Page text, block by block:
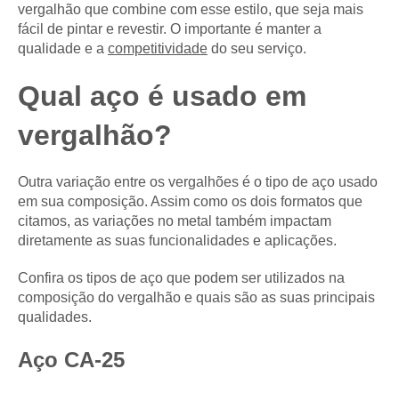
vergalhão que combine com esse estilo, que seja mais
fácil de pintar e revestir. O importante é manter a
qualidade e a competitividade do seu serviço.
Qual aço é usado em
vergalhão?
Outra variação entre os vergalhões é o tipo de aço usado
em sua composição. Assim como os dois formatos que
citamos, as variações no metal também impactam
diretamente as suas funcionalidades e aplicações.
Confira os tipos de aço que podem ser utilizados na
composição do vergalhão e quais são as suas principais
qualidades.
Aço CA-25